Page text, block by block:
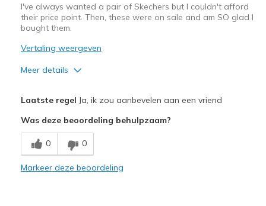
I've always wanted a pair of Skechers but I couldn't afford
their price point. Then, these were on sale and am SO glad I
bought them.
Vertaling weergeven
Meer details
Comfortable
Durable
Laatste regel Ja, ik zou aanbevelen aan een vriend
Was deze beoordeling behulpzaam?
0 0
Markeer deze beoordeling